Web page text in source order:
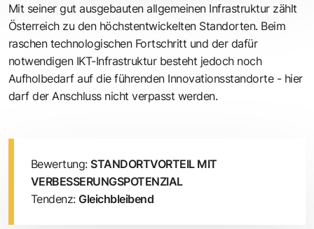
Mit seiner gut ausgebauten allgemeinen Infrastruktur zählt
Österreich zu den höchstentwickelten Standorten. Beim
raschen technologischen Fortschritt und der dafür
notwendigen IKT-Infrastruktur besteht jedoch noch
Aufholbedarf auf die führenden Innovationsstandorte - hier
darf der Anschluss nicht verpasst werden.
Bewertung:STANDORTVORTEIL MIT
VERBESSERUNGSPOTENZIAL
Tendenz:Gleichbleibend